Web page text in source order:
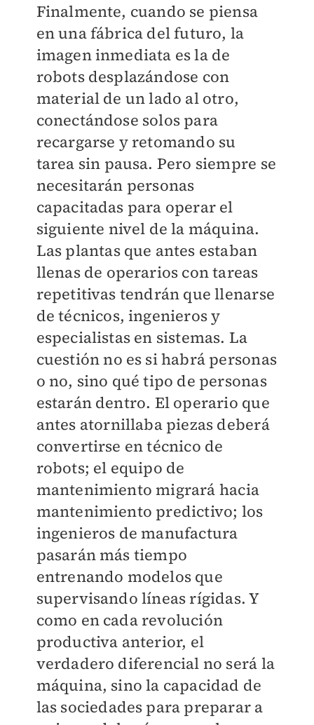
Finalmente, cuando se piensa
en una fábrica del futuro, la
imagen inmediata es la de
robots desplazándose con
material de un lado al otro,
conectándose solos para
recargarse y retomando su
tarea sin pausa. Pero siempre se
necesitarán personas
capacitadas para operar el
siguiente nivel de la máquina.
Las plantas que antes estaban
llenas de operarios con tareas
repetitivas tendrán que llenarse
de técnicos, ingenieros y
especialistas en sistemas. La
cuestión no es si habrá personas
o no, sino qué tipo de personas
estarán dentro. El operario que
antes atornillaba piezas deberá
convertirse en técnico de
robots; el equipo de
mantenimiento migrará hacia
mantenimiento predictivo; los
ingenieros de manufactura
pasarán más tiempo
entrenando modelos que
supervisando líneas rígidas. Y
como en cada revolución
productiva anterior, el
verdadero diferencial no será la
máquina, sino la capacidad de
las sociedades para preparar a